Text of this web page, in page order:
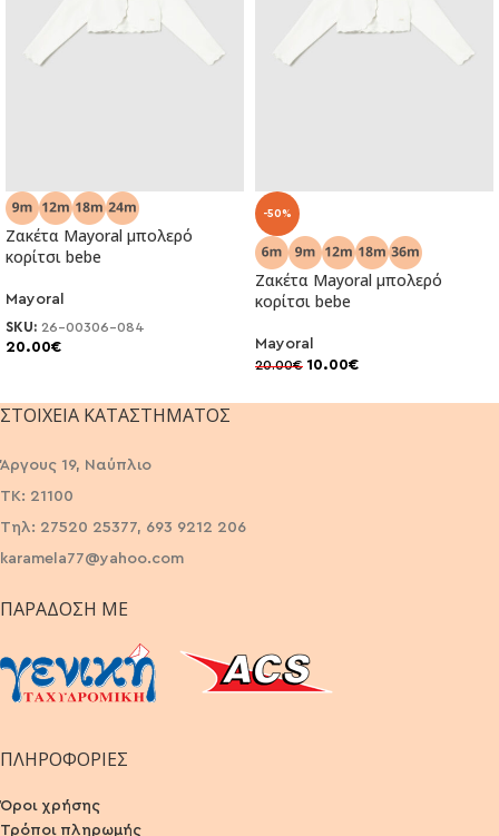
Ζακέτα Mayoral μπολερό
κορίτσι bebe
Mayoral
SKU: 26-00306-084
20.00€
-50%
Ζακέτα Mayoral μπολερό
κορίτσι bebe
Mayoral
20.00€ 10.00€
ΣΤΟΙΧΕΊΑ ΚΑΤΑΣΤΉΜΑΤΟΣ
Άργους 19, Ναύπλιο
ΤΚ: 21100
Τηλ: 27520 25377, 693 9212 206
karamela77@yahoo.com
ΠΑΡΆΔΟΣΗ ΜΕ
ΠΛΗΡΟΦΟΡΙΕΣ
Όροι χρήσης
Τρόποι πληρωμής